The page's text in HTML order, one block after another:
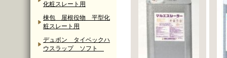
化粧スレート用
棟包 屋根役物 平型化
粧スレート用
デュポン タイベックハ
ウスラップ ソフト